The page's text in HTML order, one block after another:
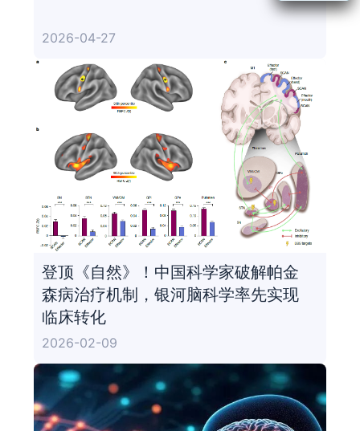
2026-04-27
登顶《自然》！中国科学家破解帕金
森病治疗机制，银河脑科学率先实现
临床转化
2026-02-09